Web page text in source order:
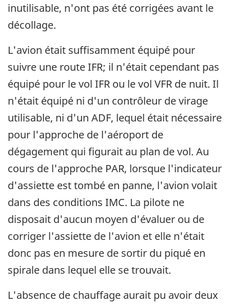
inutilisable, n'ont pas été corrigées avant le
décollage.
L'avion était suffisamment équipé pour
suivre une route IFR; il n'était cependant pas
équipé pour le vol IFR ou le vol VFR de nuit. Il
n'était équipé ni d'un contrôleur de virage
utilisable, ni d'un ADF, lequel était nécessaire
pour l'approche de l'aéroport de
dégagement qui figurait au plan de vol. Au
cours de l'approche PAR, lorsque l'indicateur
d'assiette est tombé en panne, l'avion volait
dans des conditions IMC. La pilote ne
disposait d'aucun moyen d'évaluer ou de
corriger l'assiette de l'avion et elle n'était
donc pas en mesure de sortir du piqué en
spirale dans lequel elle se trouvait.
L'absence de chauffage aurait pu avoir deux